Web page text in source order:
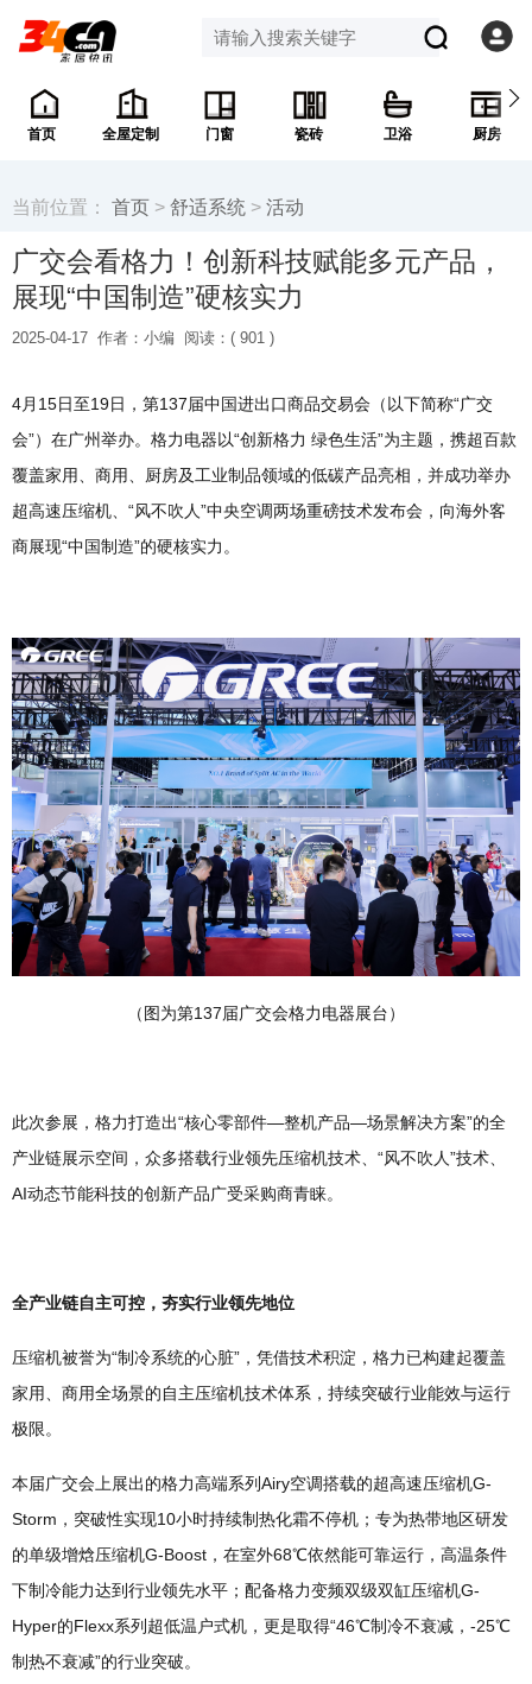
首页 全屋定制 门窗 瓷砖 卫浴 厨房
当前位置： 首页 > 舒适系统 > 活动
广交会看格力！创新科技赋能多元产品，
展现“中国制造”硬核实力
2025-04-17 作者：小编 阅读：( 901 )
4月15日至19日，第137届中国进出口商品交易会（以下简称“广交
会”）在广州举办。格力电器以“创新格力 绿色生活”为主题，携超百款
覆盖家用、商用、厨房及工业制品领域的低碳产品亮相，并成功举办
超高速压缩机、“风不吹人”中央空调两场重磅技术发布会，向海外客
商展现“中国制造”的硬核实力。
（图为第137届广交会格力电器展台）
此次参展，格力打造出“核心零部件—整机产品—场景解决方案”的全
产业链展示空间，众多搭载行业领先压缩机技术、“风不吹人”技术、
AI动态节能科技的创新产品广受采购商青睐。
全产业链自主可控，夯实行业领先地位
压缩机被誉为“制冷系统的心脏”，凭借技术积淀，格力已构建起覆盖
家用、商用全场景的自主压缩机技术体系，持续突破行业能效与运行
极限。
本届广交会上展出的格力高端系列Airy空调搭载的超高速压缩机G-
Storm，突破性实现10小时持续制热化霜不停机；专为热带地区研发
的单级增焓压缩机G-Boost，在室外68℃依然能可靠运行，高温条件
下制冷能力达到行业领先水平；配备格力变频双级双缸压缩机G-
Hyper的Flexx系列超低温户式机，更是取得“46℃制冷不衰减，-25℃
制热不衰减”的行业突破。